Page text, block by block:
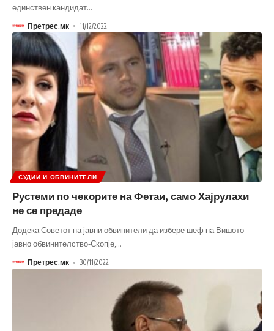
единствен кандидат…
Претрес.мк 11/12/2022
СУДИИ И ОБВИНИТЕЛИ
Рустеми по чекорите на Фетаи, само Хајрулахи
не се предаде
Додека Советот на јавни обвинители да избере шеф на Вишото
јавно обвинителство-Скопје,…
Претрес.мк 30/11/2022